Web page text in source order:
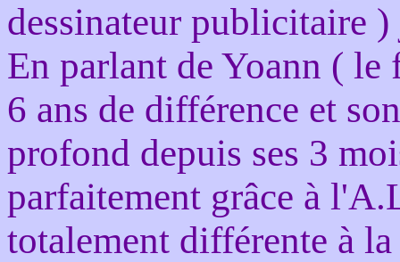
dessinateur publicitaire
En parlant de Yoann ( le
6 ans de différence et
profond depuis ses 3
parfaitement grâce à
totalement différente à